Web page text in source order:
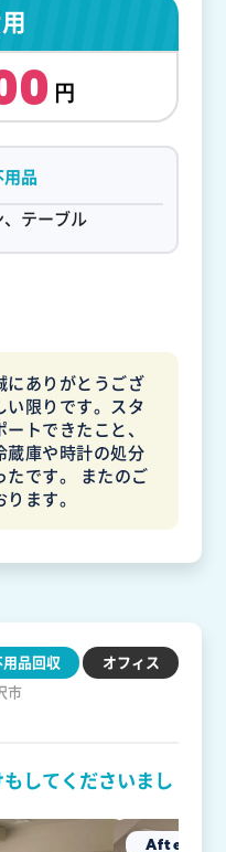
品
テーブル
にありがとうござ
い限りです。スタ
トできたこと、
蔵庫や時計の処分
たです。 またのご
ます。
市
品回収 オフィス
してくださいまし